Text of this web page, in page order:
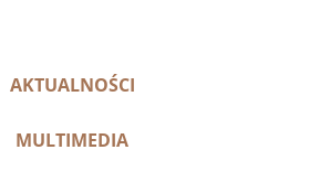
AKTUALNOŚCI
MULTIMEDIA